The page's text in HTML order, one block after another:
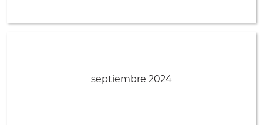
septiembre 2024